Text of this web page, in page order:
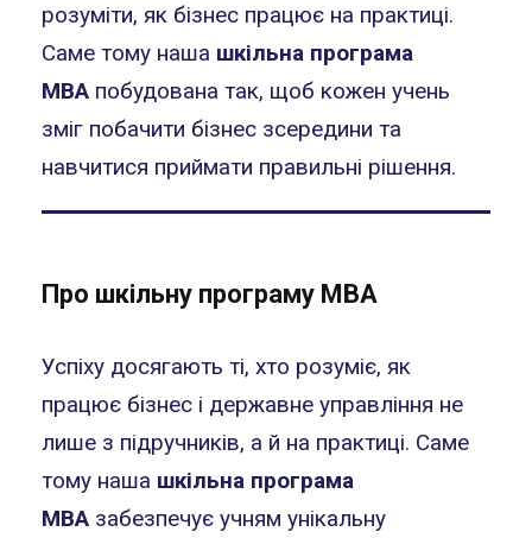
розуміти, як бізнес працює на практиці.
Саме тому наша шкільна програма
MBA побудована так, щоб кожен учень
зміг побачити бізнес зсередини та
навчитися приймати правильні рішення.
Про шкільну програму МВА
Успіху досягають ті, хто розуміє, як
працює бізнес і державне управління не
лише з підручників, а й на практиці. Саме
тому наша шкільна програма
MBA забезпечує учням унікальну